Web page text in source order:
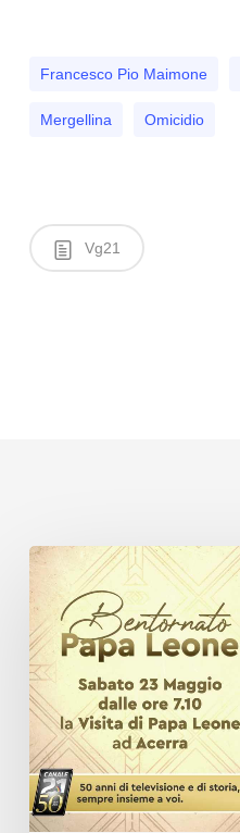
Francesco Pio Maimone
Mergellina Omicidio
Vg21